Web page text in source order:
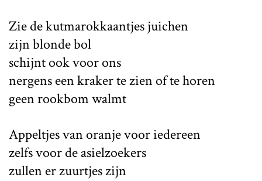
Zie de kutmarokkaantjes juichen
zijn blonde bol
schijnt ook voor ons
nergens een kraker te zien of te horen
geen rookbom walmt
Appeltjes van oranje voor iedereen
zelfs voor de asielzoekers
zullen er zuurtjes zijn